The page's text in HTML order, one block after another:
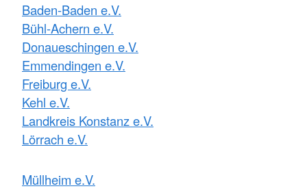
Baden-Baden e.V.
Bühl-Achern e.V.
Donaueschingen e.V.
Emmendingen e.V.
Freiburg e.V.
Kehl e.V.
Landkreis Konstanz e.V.
Lörrach e.V.
Müllheim e.V.